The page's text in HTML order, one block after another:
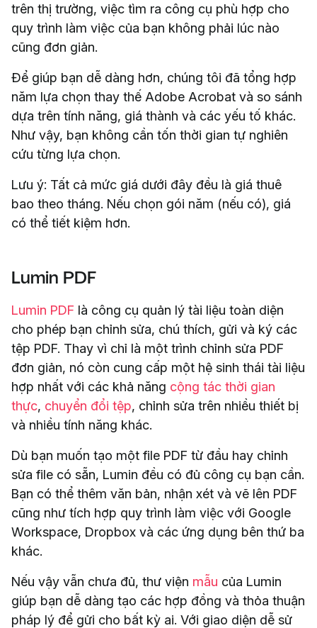
trên thị trường, việc tìm ra công cụ phù hợp cho
quy trình làm việc của bạn không phải lúc nào
cũng đơn giản.
Để giúp bạn dễ dàng hơn, chúng tôi đã tổng hợp
năm lựa chọn thay thế Adobe Acrobat và so sánh
dựa trên tính năng, giá thành và các yếu tố khác.
Như vậy, bạn không cần tốn thời gian tự nghiên
cứu từng lựa chọn.
Lưu ý: Tất cả mức giá dưới đây đều là giá thuê
bao theo tháng. Nếu chọn gói năm (nếu có), giá
có thể tiết kiệm hơn.
Lumin PDF
Lumin PDF là công cụ quản lý tài liệu toàn diện
cho phép bạn chỉnh sửa, chú thích, gửi và ký các
tệp PDF. Thay vì chỉ là một trình chỉnh sửa PDF
đơn giản, nó còn cung cấp một hệ sinh thái tài liệu
hợp nhất với các khả năng cộng tác thời gian
thực, chuyển đổi tệp, chỉnh sửa trên nhiều thiết bị
và nhiều tính năng khác.
Dù bạn muốn tạo một file PDF từ đầu hay chỉnh
sửa file có sẵn, Lumin đều có đủ công cụ bạn cần.
Bạn có thể thêm văn bản, nhận xét và vẽ lên PDF
cũng như tích hợp quy trình làm việc với Google
Workspace, Dropbox và các ứng dụng bên thứ ba
khác.
Nếu vậy vẫn chưa đủ, thư viện mẫu của Lumin
giúp bạn dễ dàng tạo các hợp đồng và thỏa thuận
pháp lý để gửi cho bất kỳ ai. Với giao diện dễ sử